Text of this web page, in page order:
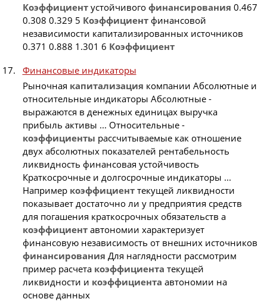
Коэффициентустойчивого финансирования 0.467
0.308 0.329 5 Коэффициентфинансовой
независимости капитализированных источников
0.371 0.888 1.301 6 Коэффициент
Финансовые индикаторы
Рыночная капитализация компании Абсолютные и
относительные индикаторы Абсолютные -
выражаются в денежных единицах выручка
прибыль активы ... Относительные -
коэффициенты рассчитываемые как отношение
двух абсолютных показателей рентабельность
ликвидность финансовая устойчивость
Краткосрочные и долгосрочные индикаторы ...
Например коэффициенттекущей ликвидности
показывает достаточно ли у предприятия средств
для погашения краткосрочных обязательств а
коэффициентавтономии характеризует
финансовую независимость от внешних источников
финансирования Для наглядности рассмотрим
пример расчета коэффициента текущей
ликвидности и коэффициента автономии на
основе данных